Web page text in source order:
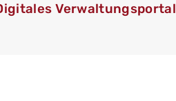
Verwaltungsportal